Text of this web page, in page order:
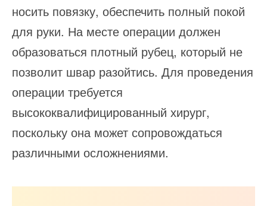
носить повязку, обеспечить полный покой
для руки. На месте операции должен
образоваться плотный рубец, который не
позволит швар разойтись. Для проведения
операции требуется
высококвалифицированный хирург,
поскольку она может сопровождаться
различными осложнениями.